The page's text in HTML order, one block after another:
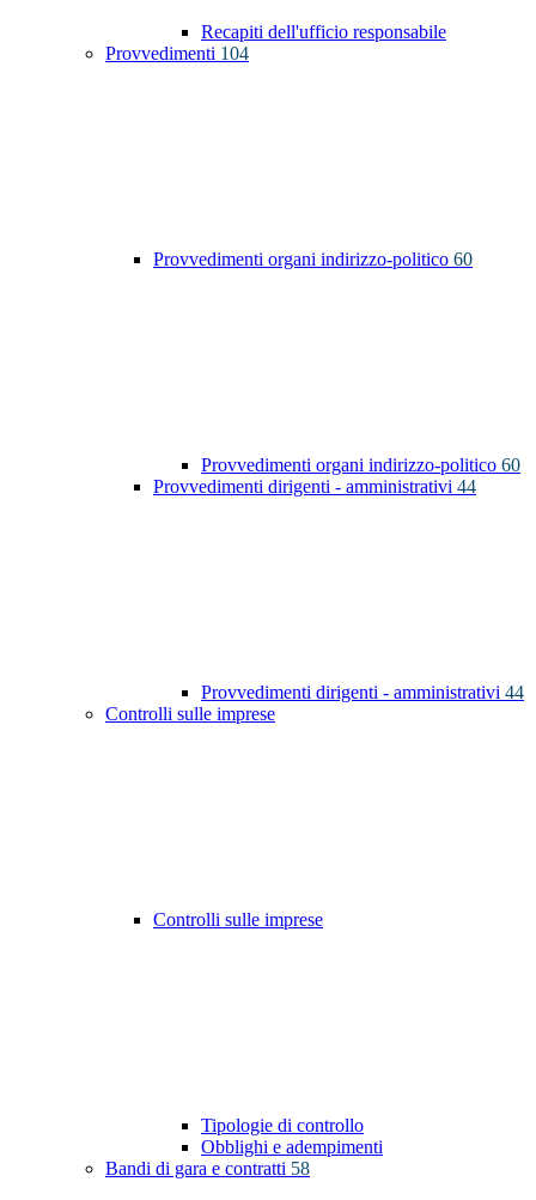
Recapiti dell'ufficio responsabile
Provvedimenti 104
Provvedimenti organi indirizzo-politico 60
Provvedimenti organi indirizzo-politico 60
Provvedimenti dirigenti - amministrativi 44
Provvedimenti dirigenti - amministrativi 44
Controlli sulle imprese
Controlli sulle imprese
Tipologie di controllo
Obblighi e adempimenti
Bandi di gara e contratti 58